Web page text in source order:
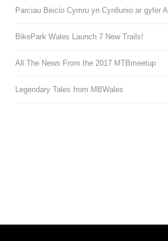
Parciau Beicio Cymru yn Cynllunio ar gyfer
BikePark Wales Launch 7 New Trails!
All The News From the 2017 MTBmeetup
Legendary Tales from MBWales